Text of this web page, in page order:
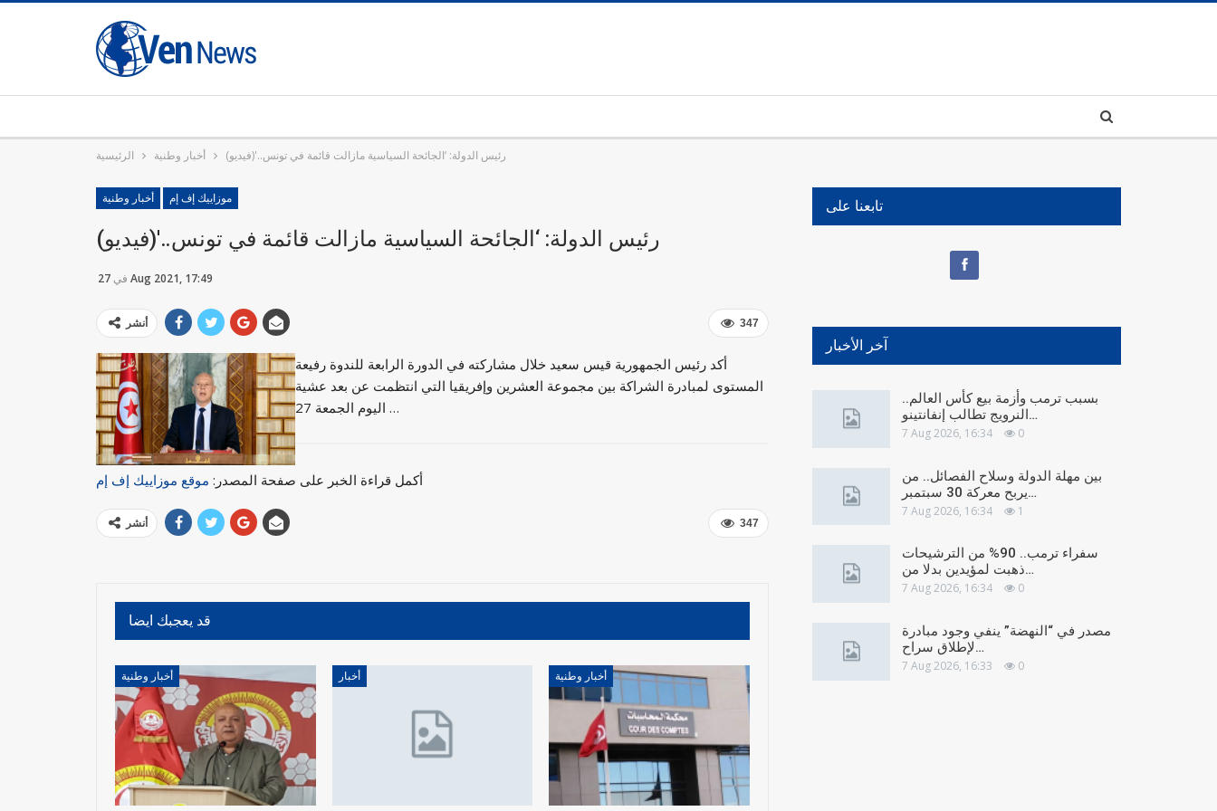
الرئيسية أخبار وطنية رئيس الدولة: ‘الجائحة السياسية مازالت قائمة في تونس..'(فيديو)
أخبار وطنية موزاييك إف إم
رئيس الدولة: ‘الجائحة السياسية مازالت قائمة في تونس..'(فيديو)
في 27 Aug 2021, 17:49
347 أنشر
أكد رئيس الجمهورية قيس سعيد خلال مشاركته في الدورة الرابعة للندوة رفيعة
المستوى لمبادرة الشراكة بين مجموعة العشرين وإفريقيا التي انتظمت عن بعد عشية
اليوم الجمعة 27 …
أكمل قراءة الخبر على صفحة المصدر: موقع موزاييك إف إم
347 أنشر
قد يعجبك ايضا
أخبار وطنية أخبار أخبار وطنية
تابعنا على
آخر الأخبار
بسبب ترمب وأزمة بيع كأس العالم..
النرويج تطالب إنفانتينو…
7 Aug 2026, 16:34 0
بين مهلة الدولة وسلاح الفصائل.. من
يربح معركة 30 سبتمبر…
7 Aug 2026, 16:34 1
سفراء ترمب.. 90% من الترشيحات
ذهبت لمؤيدين بدلا من…
7 Aug 2026, 16:34 0
مصدر في “النهضة” ينفي وجود مبادرة
لإطلاق سراح…
7 Aug 2026, 16:33 0